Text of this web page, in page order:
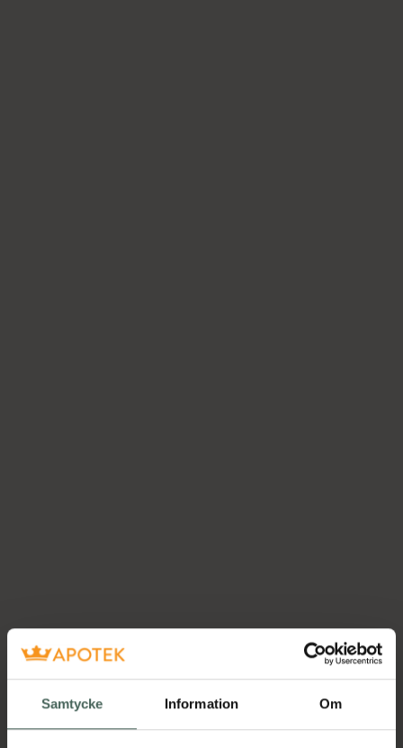
Samtycke Information Om